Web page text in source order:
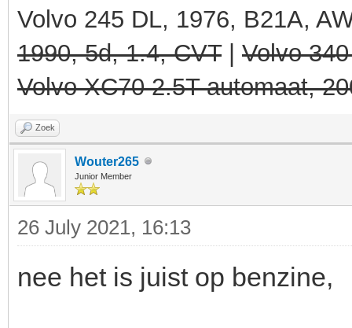
Volvo 245 DL, 1976, B21A,
1990, 5d, 1.4, CVT| Volvo
Volvo XC70 2.5T automaat,
Zoek
Wouter265
Junior Member
26 July 2021, 16:13
nee het is juist op benzine,